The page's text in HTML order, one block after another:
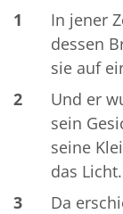
1
In jener
dessen
sie auf
2
Und er
sein
seine
das Licht.
3
Da